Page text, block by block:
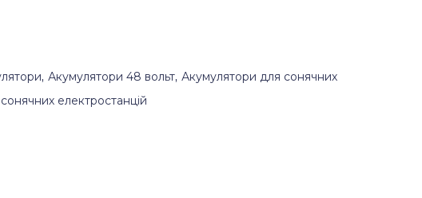
,Акумулятори 48 вольт, Акумулятори для сонячних
електростанцій